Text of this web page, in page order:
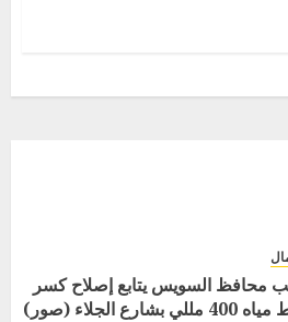
محافظ السويس يتابع إصلاح كسر
مللي بشارع الجلاء (صور)